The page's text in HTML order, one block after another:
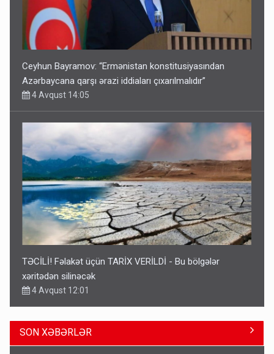
Ceyhun Bayramov: “Ermənistan konstitusiyasından
Azərbaycana qarşı ərazi iddiaları çıxarılmalıdır”
4 Avqust 14:05
TƏCİLİ! Fəlakət üçün TARİX VERİLDİ - Bu bölgələr
xəritədən silinəcək
4 Avqust 12:01
SON XƏBƏRLƏR